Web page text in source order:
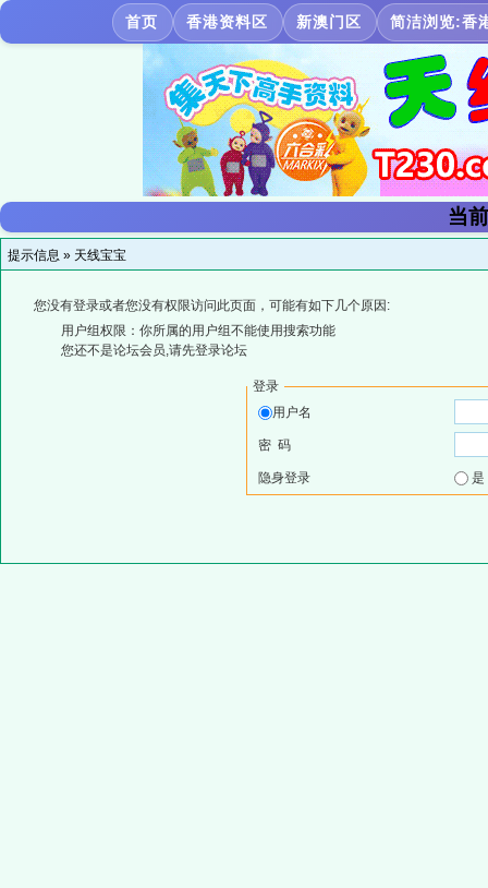
首页 香港资料区 新澳门区 简洁浏览:香
当
提示信息 » 天线宝宝
您没有登录或者您没有权限访问此页面，可能有如下几个原因:
用户组权限：你所属的用户组不能使用搜索功能
您还不是论坛会员,请先登录论坛
登录
用户名
密 码
隐身登录